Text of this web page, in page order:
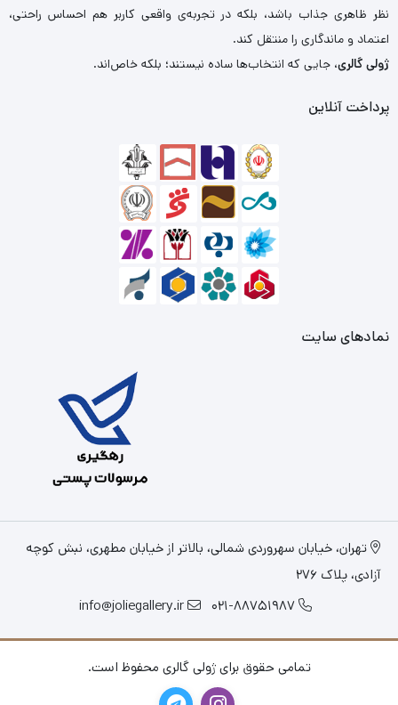
نظر ظاهری جذاب باشد، بلکه در تجربه‌ی واقعی کاربر هم احساس راحتی،
اعتماد و ماندگاری را منتقل کند.
ژولی گالری، جایی که انتخاب‌ها ساده نیستند؛ بلکه خاص‌اند.
پرداخت آنلاین
نمادهای سایت
تهران، خیابان سهروردی شمالی، بالاتر از خیابان مطهری، نبش کوچه
آزادی، پلاک 276
021-88751987
info@joliegallery.ir
تمامی حقوق برای ژولی گالری محفوظ است.